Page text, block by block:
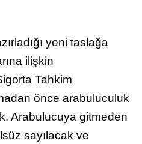
yeni taslağa
ilişkin
Tahkim
önce arabuluculuk
Arabulucuya gitmeden
sayılacak ve